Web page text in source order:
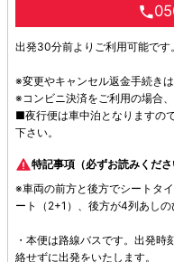
出発30分前よりご利用可能です。
※変更やキャンセル返金手続きは
※コンビニ決済をご利用の場合
■夜行便は車中泊となりますの
下さい。
特記事項（必ずお読みくださ
※車両の前方と後方でシートタ
ート（2+1）、後方が4列あしの
・本便は路線バスです。出発
絡せずに出発をいたします。